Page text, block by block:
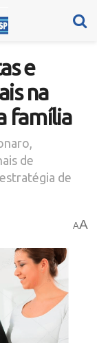
e
na
família
de
de
AA